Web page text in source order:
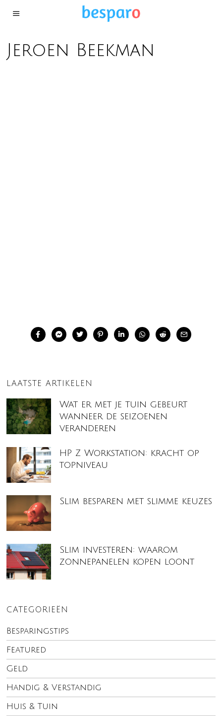
Jeroen Beekman
LAATSTE ARTIKELEN
Wat er met je tuin gebeurt
wanneer de seizoenen
veranderen
HP Z Workstation: kracht op
topniveau
Slim besparen met slimme keuzes
Slim investeren: waarom
zonnepanelen kopen loont
CATEGORIEËN
Besparingstips
Featured
Geld
Handig & Verstandig
Huis & Tuin